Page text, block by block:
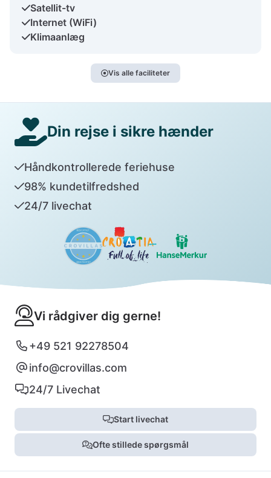
Satellit-tv
Internet (WiFi)
Klimaanlæg
Vis alle faciliteter
Din rejse i sikre hænder
Håndkontrollerede feriehuse
98% kundetilfredshed
24/7 livechat
Vi rådgiver dig gerne!
+49 521 92278504
info@crovillas.com
24/7 Livechat
Start livechat
Ofte stillede spørgsmål